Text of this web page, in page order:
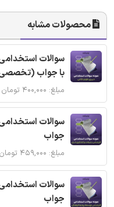
محصولات مشابه
سوالات
با جواب
مبلغ: ۴۰۰,۰۰۰ تومان
سوالات
جواب
مبلغ: ۴۵۹,۰۰۰ تومان
سوالات
جواب